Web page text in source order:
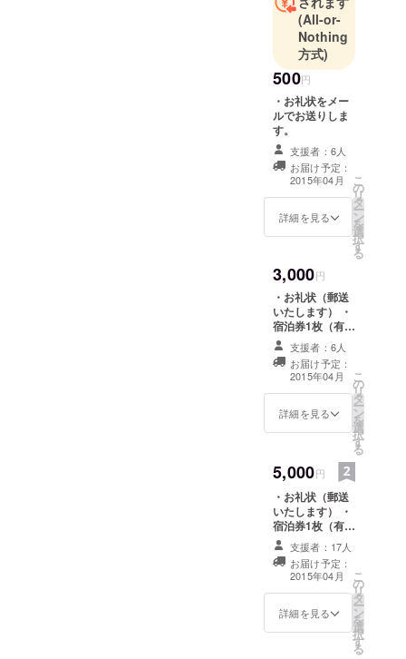
ています！
(All-or-
Nothing
方式)
500円
・お礼状をメー
ルでお送りしま
す。
支援者：6人
お届け予定：
2015年04月
詳細を見る
こ
の
リ
タ
ー
ン
を
選
択
す
る
3,000円
・お礼状（郵送
いたします） ・
宿泊券1枚（有効
期限2015年4月
から2016年5月
末まで）
支援者：6人
お届け予定：
2015年04月
詳細を見る
こ
の
リ
タ
ー
ン
を
選
択
す
る
5,000円
・お礼状（郵送
いたします） ・
宿泊券1枚（有効
期限2015年4月
から2016年5月
末まで） ・名前
入れ（ホーム
ページとゲスト
ハウス内に記
から1年間） ※来
支援者：17人
お届け予定：
2015年04月
詳細を見る
こ
の
リ
タ
ー
ン
を
選
択
す
る